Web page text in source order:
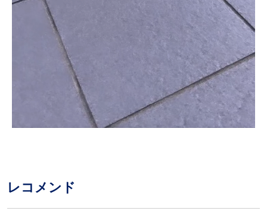
/
L
o
a
レコメンド